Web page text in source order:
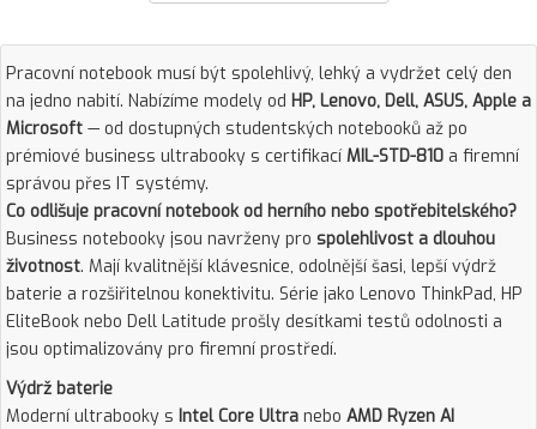
Pracovní notebook musí být spolehlivý, lehký a vydržet celý den
na jedno nabití. Nabízíme modely od HP, Lenovo, Dell, ASUS, Apple a
Microsoft — od dostupných studentských notebooků až po
prémiové business ultrabooky s certifikací MIL-STD-810 a firemní
správou přes IT systémy.
Co odlišuje pracovní notebook od herního nebo spotřebitelského?
Business notebooky jsou navrženy pro spolehlivost a dlouhou
životnost. Mají kvalitnější klávesnice, odolnější šasi, lepší výdrž
baterie a rozšiřitelnou konektivitu. Série jako Lenovo ThinkPad, HP
EliteBook nebo Dell Latitude prošly desítkami testů odolnosti a
jsou optimalizovány pro firemní prostředí.
Výdrž baterie
Moderní ultrabooky s Intel Core Ultra nebo AMD Ryzen AI